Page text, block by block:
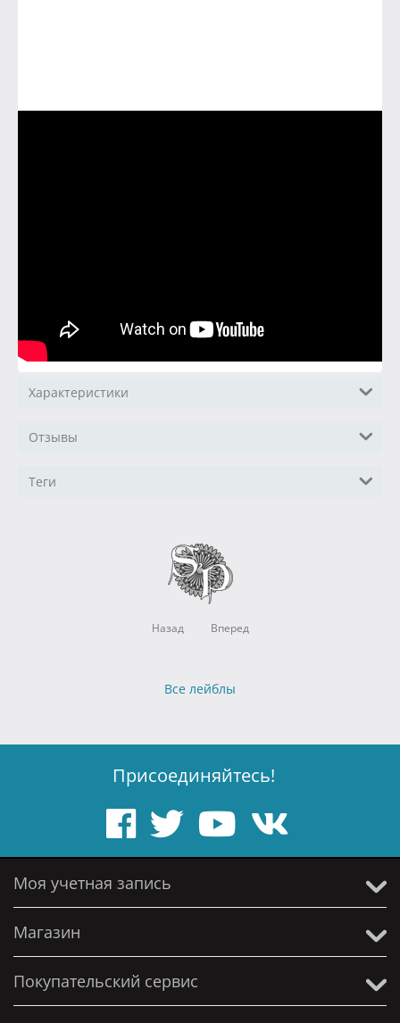
Характеристики
Отзывы
Теги
Назад Вперед
Все лейблы
Присоединяйтесь!
Моя учетная запись
Магазин
Покупательский сервис